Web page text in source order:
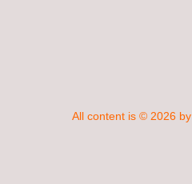
All content is © 2026 by